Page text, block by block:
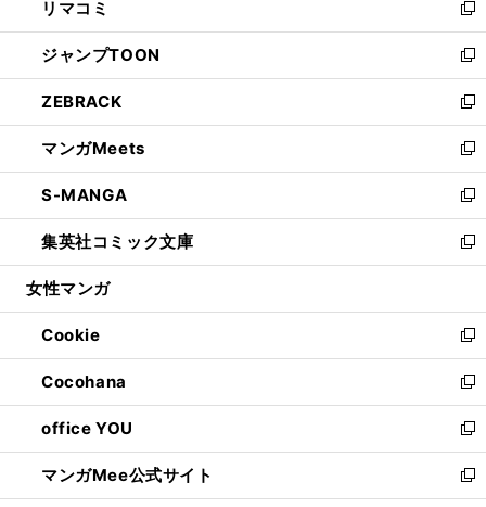
で
開
く
ド
ウ
で
開
く
ィ
ン
ド
ウ
で
開
く
い
ウ
ィ
ン
ド
ウ
で
開
く
リマコミ
新
し
い
ウ
ィ
ン
ド
ウ
で
開
く
ジャンプTOON
新
し
い
ウ
ィ
ン
ド
ウ
で
開
ZEBRACK
新
し
い
ウ
ィ
ン
ド
ウ
開
く
マンガMeets
新
し
い
ウ
ィ
ン
ウ
で
開
く
S-MANGA
新
し
い
ウ
ン
ド
ウ
で
開
く
集英社コミック文庫
新
し
ウ
ィ
ン
ド
ウ
で
開
く
女性マンガ
Cookie
新
し
い
ウ
ィ
ン
ド
ウ
Cocohana
新
し
い
ウ
ィ
ン
office YOU
新
し
い
ウ
マンガMee公式サイト
新
し